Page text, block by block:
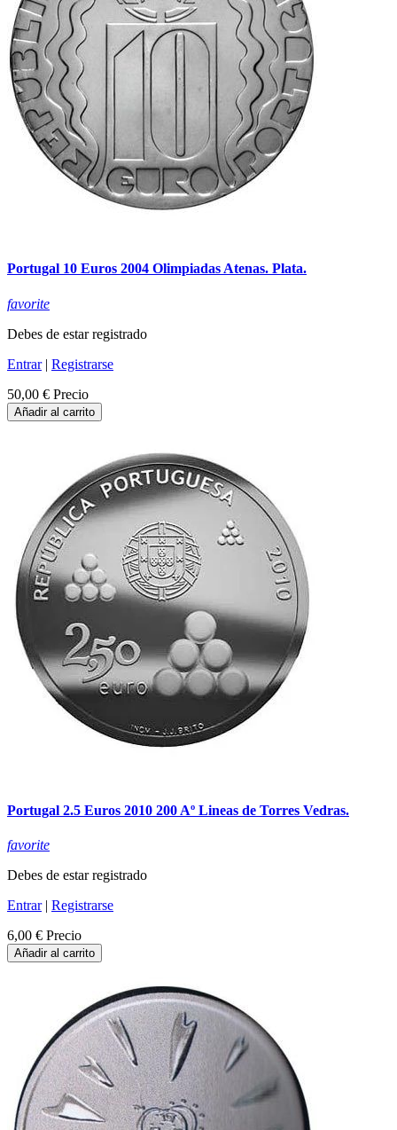
Portugal 10 Euros 2004 Olimpiadas Atenas. Plata.
favorite
Debes de estar registrado
Entrar| Registrarse
50,00 € Precio
Añadir al carrito
Portugal 2.5 Euros 2010 200 Aº Lineas de Torres Vedras.
favorite
Debes de estar registrado
Entrar| Registrarse
6,00 € Precio
Añadir al carrito